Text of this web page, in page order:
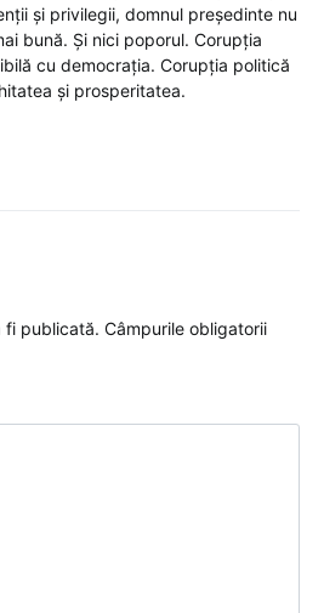
și privilegii, domnul președinte nu
bună. Și nici poporul. Corupția
cu democrația. Corupția politică
și prosperitatea.
fi publicată. Câmpurile obligatorii